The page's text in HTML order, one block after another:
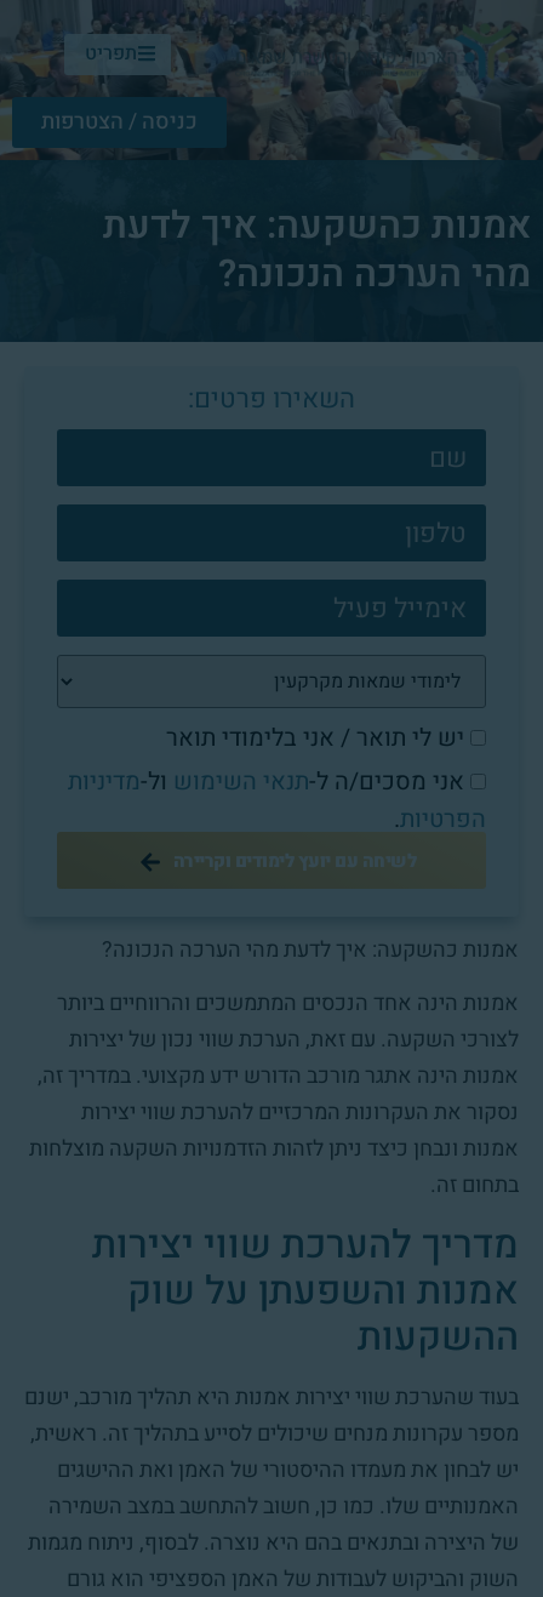
תפריט
כניסה / הצטרפות
אמנות כהשקעה: איך לדעת
מהי הערכה הנכונה?
השאירו פרטים:
צרו
קשר
פוטר
יש לי תואר / אני בלימודי תואר
אני מסכים/ה ל-תנאי השימוש ול-מדיניות
הפרטיות.
לשיחה עם יועץ לימודים וקריירה
אמנות כהשקעה: איך לדעת מהי הערכה הנכונה?
אמנות הינה אחד הנכסים המתמשכים והרווחיים ביותר
לצורכי השקעה. עם זאת, הערכת שווי נכון של יצירות
אמנות הינה אתגר מורכב הדורש ידע מקצועי. במדריך זה,
נסקור את העקרונות המרכזיים להערכת שווי יצירות
אמנות ונבחן כיצד ניתן לזהות הזדמנויות השקעה מוצלחות
בתחום זה.
מדריך להערכת שווי יצירות
אמנות והשפעתן על שוק
ההשקעות
בעוד שהערכת שווי יצירות אמנות היא תהליך מורכב, ישנם
מספר עקרונות מנחים שיכולים לסייע בתהליך זה. ראשית,
יש לבחון את מעמדו ההיסטורי של האמן ואת ההישגים
האמנותיים שלו. כמו כן, חשוב להתחשב במצב השמירה
של היצירה ובתנאים בהם היא נוצרה. לבסוף, ניתוח מגמות
השוק והביקוש לעבודות של האמן הספציפי הוא גורם